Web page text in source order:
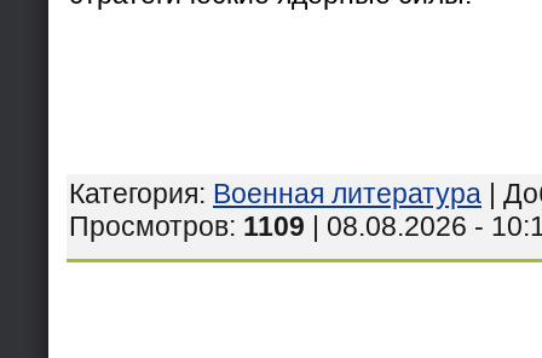
Категория: Военная литература |
Просмотров: 1109 | 08.08.2026 -